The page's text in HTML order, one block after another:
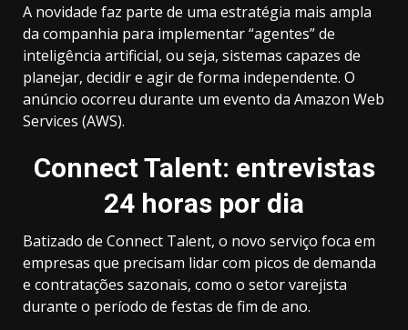
A novidade faz parte de uma estratégia mais ampla
da companhia para implementar “agentes” de
inteligência artificial, ou seja, sistemas capazes de
planejar, decidir e agir de forma independente. O
anúncio ocorreu durante um evento da Amazon Web
Services (AWS).
Connect Talent: entrevistas
24 horas por dia
Batizado de Connect Talent, o novo serviço foca em
empresas que precisam lidar com picos de demanda
e contratações sazonais, como o setor varejista
durante o período de festas de fim de ano.